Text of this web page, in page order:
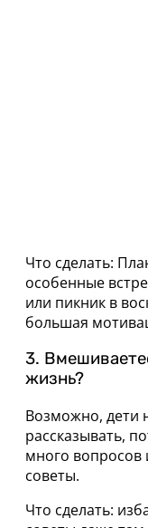
Что сделать:
особенные
или пикник в
большая
3.
жизнь?
Возможно, дети
рассказывать,
много вопросов
советы.
Что сделать: